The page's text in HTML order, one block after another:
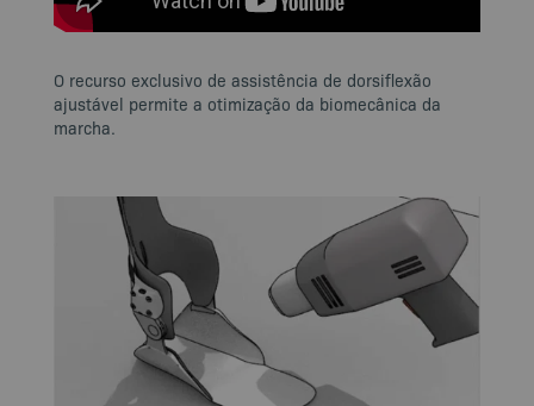
O recurso exclusivo de assistência de dorsiflexão
ajustável permite a otimização da biomecânica da
marcha.